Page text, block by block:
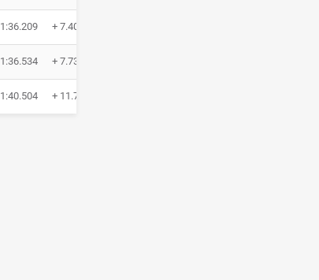
1:36.209 + 7.406
1:36.534 + 7.731
1:40.504 + 11.701